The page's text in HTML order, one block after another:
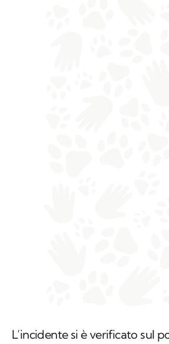
L’incidente si è verificato sul